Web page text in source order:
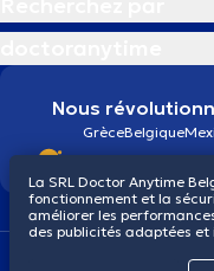
Nous
GrèceBelgique
Conditions
La SRL Doctor Anytime
fonctionnement et la
améliorer les
des publicités adaptées